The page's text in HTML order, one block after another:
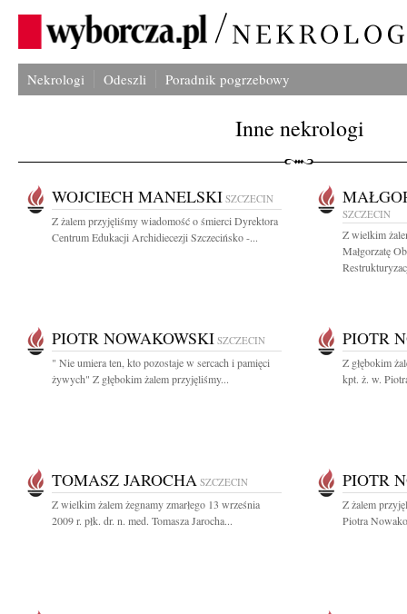
Nekrologi Odeszli Poradnik pogrzebowy
Inne nekrologi
WOJCIECH MANELSKI SZCZECIN
Z żalem przyjęliśmy wiadomość o śmierci Dyrektora
Centrum Edukacji Archidiecezji Szczecińsko -...
SZCZECIN
Z wielkim
Małgorzatę
PIOTR NOWAKOWSKI SZCZECIN
" Nie umiera ten, kto pozostaje w sercach i pamięci
żywych" Z głębokim żalem przyjęliśmy...
PIOTR
Z głębokim
kpt. ż. w.
TOMASZ JAROCHA SZCZECIN
Z wielkim żalem żegnamy zmarłego 13 września
2009 r. płk. dr. n. med. Tomasza Jarocha...
PIOTR
Z żalem
Piotra